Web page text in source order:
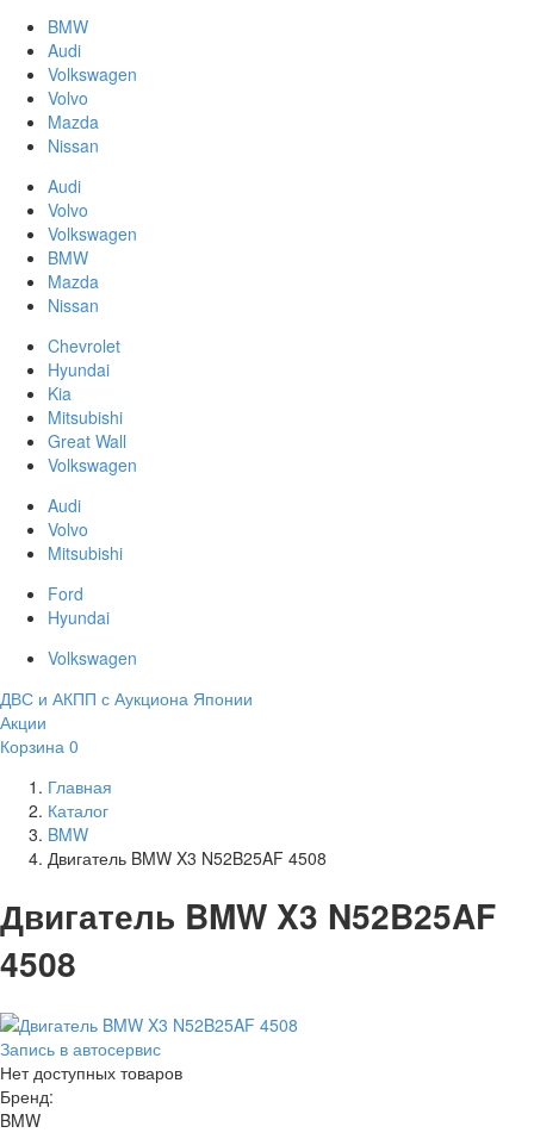
BMW
Audi
Volkswagen
Volvo
Mazda
Nissan
Audi
Volvo
Volkswagen
BMW
Mazda
Nissan
Chevrolet
Hyundai
Kia
Mitsubishi
Great Wall
Volkswagen
Audi
Volvo
Mitsubishi
Ford
Hyundai
Volkswagen
ДВС и АКПП с Аукциона Японии
Акции
Корзина 0
Главная
Каталог
BMW
Двигатель BMW X3 N52B25AF 4508
Двигатель BMW X3 N52B25AF
4508
Запись в автосервис
Нет доступных товаров
Бренд:
BMW